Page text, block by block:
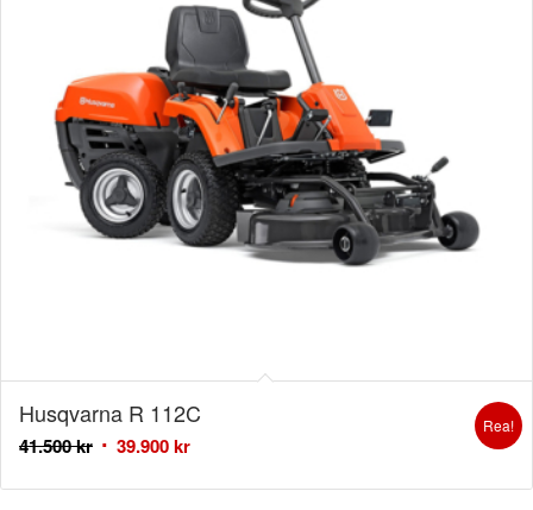
Husqvarna R 112C
41.500kr 39.900kr
Rea!